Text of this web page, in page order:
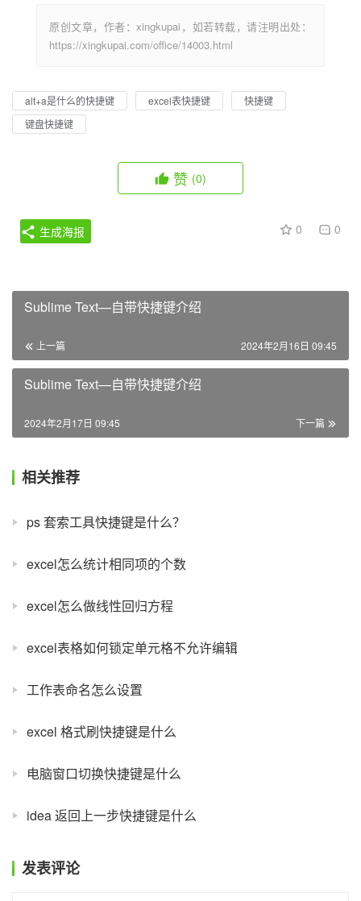
原创文章，作者：xingkupai，如若转载，请注明出处：
https://xingkupai.com/office/14003.html
alt+a是什么的快捷键 excel表快捷键
快捷键
键盘快捷键
赞 (0)
0 0
生成海报
Sublime Text—自带快捷键介绍
上一篇 2024年2月16日 09:45
Sublime Text—自带快捷键介绍
下一篇
2024年2月17日 09:45
相关推荐
ps 套索工具快捷键是什么？
excel怎么统计相同项的个数
excel怎么做线性回归方程
excel表格如何锁定单元格不允许编辑
工作表命名怎么设置
excel 格式刷快捷键是什么
电脑窗口切换快捷键是什么
idea 返回上一步快捷键是什么
发表评论